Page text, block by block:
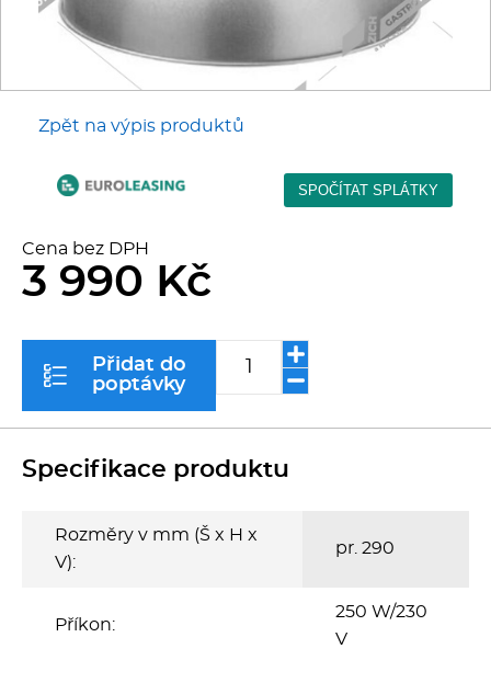
Kávovary
Kotle
Stolní zařízení
Transport, výdej a regen.
Multifunkce - speciály
Zpět na výpis produktů
Cena bez DPH
3 990 Kč
Přidat do
poptávky
Specifikace produktu
Rozměry v mm (Š x H x
V):
pr. 290
Příkon:
250 W/230
V